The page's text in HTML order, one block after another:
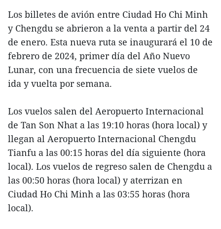
Los billetes de avión entre Ciudad Ho Chi Minh
y Chengdu se abrieron a la venta a partir del 24
de enero. Esta nueva ruta se inaugurará el 10 de
febrero de 2024, primer día del Año Nuevo
Lunar, con una frecuencia de siete vuelos de
ida y vuelta por semana.
Los vuelos salen del Aeropuerto Internacional
de Tan Son Nhat a las 19:10 horas (hora local) y
llegan al Aeropuerto Internacional Chengdu
Tianfu a las 00:15 horas del día siguiente (hora
local). Los vuelos de regreso salen de Chengdu a
las 00:50 horas (hora local) y aterrizan en
Ciudad Ho Chi Minh a las 03:55 horas (hora
local).